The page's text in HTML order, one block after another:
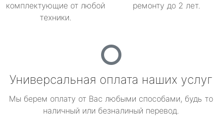
комплектующие от любой
техники.
ремонту до 2 лет.
Универсальная оплата наших услуг
Мы берем оплату от Вас любыми способами, будь то
наличный или безналиный перевод.